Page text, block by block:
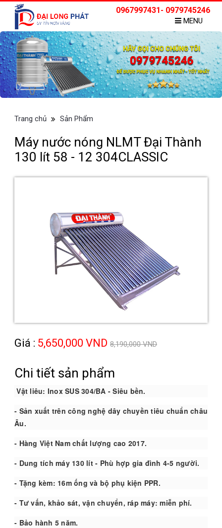
0967997431- 0979745246
MENU
Trang chủ Sản Phẩm
Máy nước nóng NLMT Đại Thành
130 lít 58 - 12 304CLASSIC
Giá : 5,650,000 VND 8,190,000 VND
Chi tiết sản phẩm
Vật liêu: Inox SUS 304/BA - Siêu bền.
- Sản xuất trên công nghệ dây chuyền tiêu chuẩn châu
Âu.
- Hàng Việt Nam chất lượng cao 2017.
- Dung tích máy 130 lít - Phù hợp gia đình 4-5 người.
- Tặng kèm: 16m ống và bộ phụ kiện PPR.
- Tư vấn, khảo sát, vận chuyển, ráp máy: miễn phí.
- Bảo hành 5 năm.